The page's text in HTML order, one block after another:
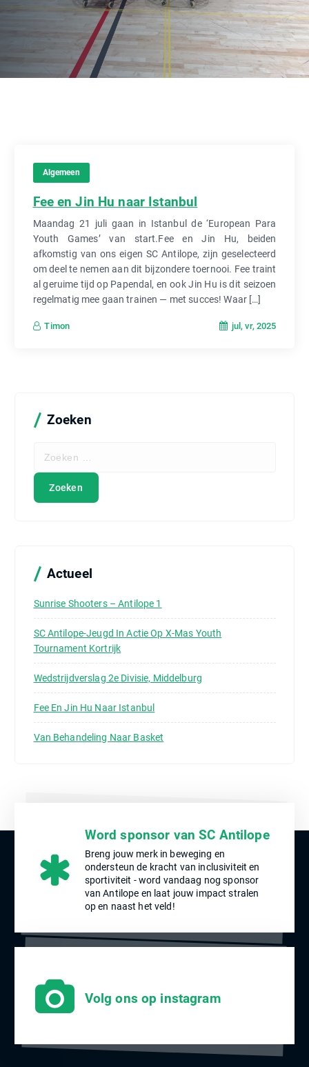
Algemeen
Fee en Jin Hu naar Istanbul
Maandag 21 juli gaan in Istanbul de ‘European Para
Youth Games’ van start.Fee en Jin Hu, beiden
afkomstig van ons eigen SC Antilope, zijn geselecteerd
om deel te nemen aan dit bijzondere toernooi. Fee traint
al geruime tijd op Papendal, en ook Jin Hu is dit seizoen
regelmatig mee gaan trainen — met succes! Waar […]
Timon jul, vr, 2025
Zoeken
e
a
r
:
Actueel
Sunrise Shooters – Antilope 1
SC Antilope-Jeugd In Actie Op X-Mas Youth
Tournament Kortrijk
Wedstrijdverslag 2e Divisie, Middelburg
Fee En Jin Hu Naar Istanbul
Van Behandeling Naar Basket
Word sponsor van SC Antilope
Breng jouw merk in beweging en
ondersteun de kracht van inclusiviteit en
sportiviteit - word vandaag nog sponsor
van Antilope en laat jouw impact stralen
op en naast het veld!
Volg ons op instagram